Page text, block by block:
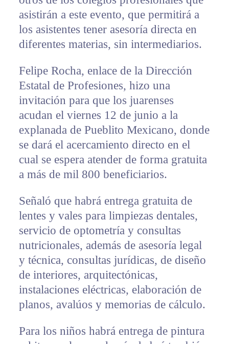
asistirán a este evento, que permitirá a
los asistentes tener asesoría directa en
diferentes materias, sin intermediarios.
Felipe Rocha, enlace de la Dirección
Estatal de Profesiones, hizo una
invitación para que los juarenses
acudan el viernes 12 de junio a la
explanada de Pueblito Mexicano, donde
se dará el acercamiento directo en el
cual se espera atender de forma gratuita
a más de mil 800 beneficiarios.
Señaló que habrá entrega gratuita de
lentes y vales para limpiezas dentales,
servicio de optometría y consultas
nutricionales, además de asesoría legal
y técnica, consultas jurídicas, de diseño
de interiores, arquitectónicas,
instalaciones eléctricas, elaboración de
planos, avalúos y memorias de cálculo.
Para los niños habrá entrega de pintura